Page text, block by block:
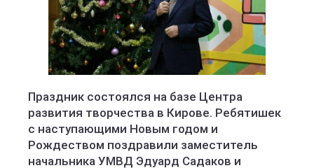
Полиция Кировской области
Праздник состоялся на базе Центра
развития творчества в Кирове. Ребятишек
с наступающими Новым годом и
Рождеством поздравили заместитель
начальника УМВД Эдуард Садаков и